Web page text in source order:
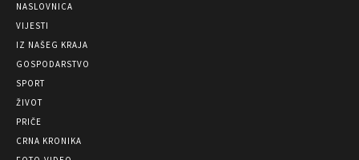
NASLOVNICA
VIJESTI
IZ NAŠEG KRAJA
GOSPODARSTVO
SPORT
ŽIVOT
PRIČE
CRNA KRONIKA